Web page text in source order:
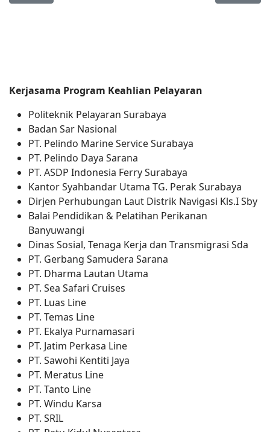
Kerjasama Program Keahlian Pelayaran
Politeknik Pelayaran Surabaya
Badan Sar Nasional
PT. Pelindo Marine Service Surabaya
PT. Pelindo Daya Sarana
PT. ASDP Indonesia Ferry Surabaya
Kantor Syahbandar Utama TG. Perak Surabaya
Dirjen Perhubungan Laut Distrik Navigasi Kls.I Sby
Balai Pendidikan & Pelatihan Perikanan
Banyuwangi
Dinas Sosial, Tenaga Kerja dan Transmigrasi Sda
PT. Gerbang Samudera Sarana
PT. Dharma Lautan Utama
PT. Sea Safari Cruises
PT. Luas Line
PT. Temas Line
PT. Ekalya Purnamasari
PT. Jatim Perkasa Line
PT. Sawohi Kentiti Jaya
PT. Meratus Line
PT. Tanto Line
PT. Windu Karsa
PT. SRIL